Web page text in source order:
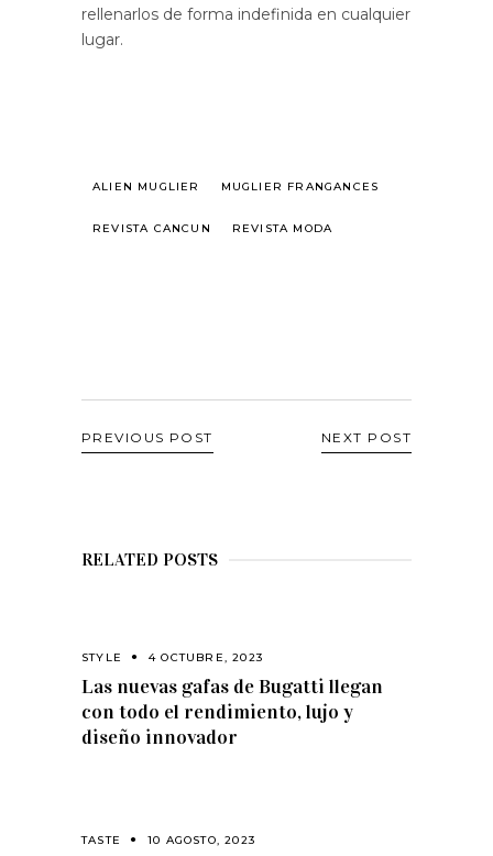
rellenarlos de forma indefinida en cualquier
lugar.
ALIEN MUGLIER MUGLIER FRANGANCES
REVISTA CANCUN REVISTA MODA
PREVIOUS POST NEXT POST
RELATED POSTS
STYLE 4 OCTUBRE, 2023
Las nuevas gafas de Bugatti llegan
con todo el rendimiento, lujo y
diseño innovador
TASTE 10 AGOSTO, 2023